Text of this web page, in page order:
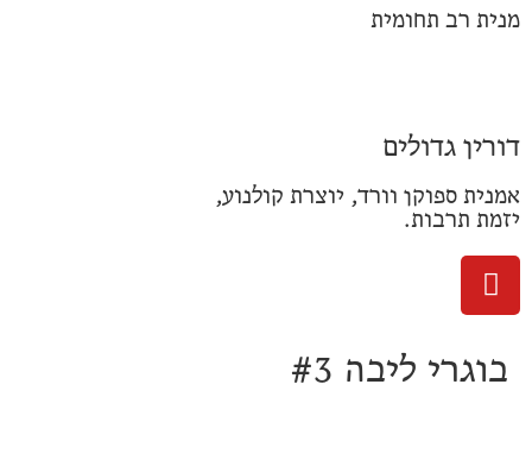
מנית רב תחומית
דורין גדולים
אמנית ספוקן וורד, יוצרת קולנוע,
יזמת תרבות.
בוגרי ליבה #3